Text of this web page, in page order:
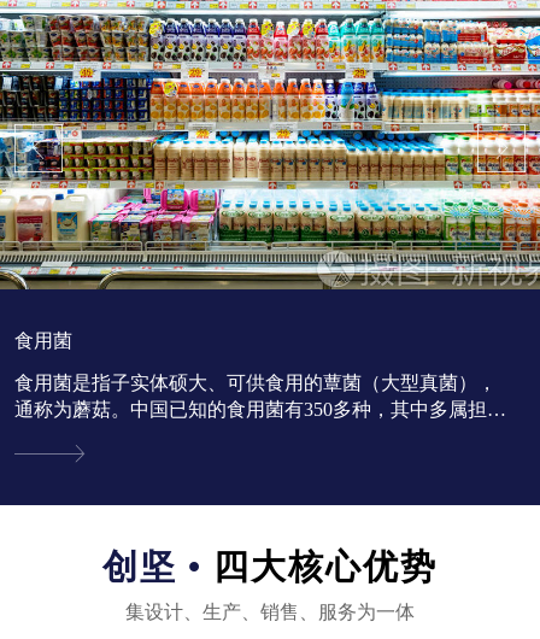
食用菌
食用菌是指子实体硕大、可供食用的蕈菌（大型真菌），
通称为蘑菇。中国已知的食用菌有350多种，其中多属担子
创坚 • 四大核心优势
集设计、生产、销售、服务为一体